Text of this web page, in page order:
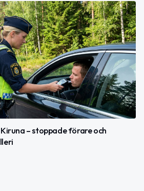
– stoppade förare och